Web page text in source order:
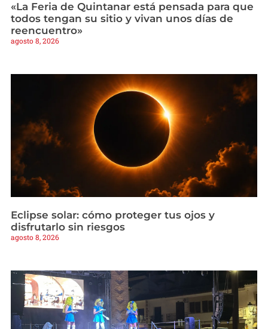
«La Feria de Quintanar está pensada para que
todos tengan su sitio y vivan unos días de
reencuentro»
agosto 8, 2026
Eclipse solar: cómo proteger tus ojos y
disfrutarlo sin riesgos
agosto 8, 2026